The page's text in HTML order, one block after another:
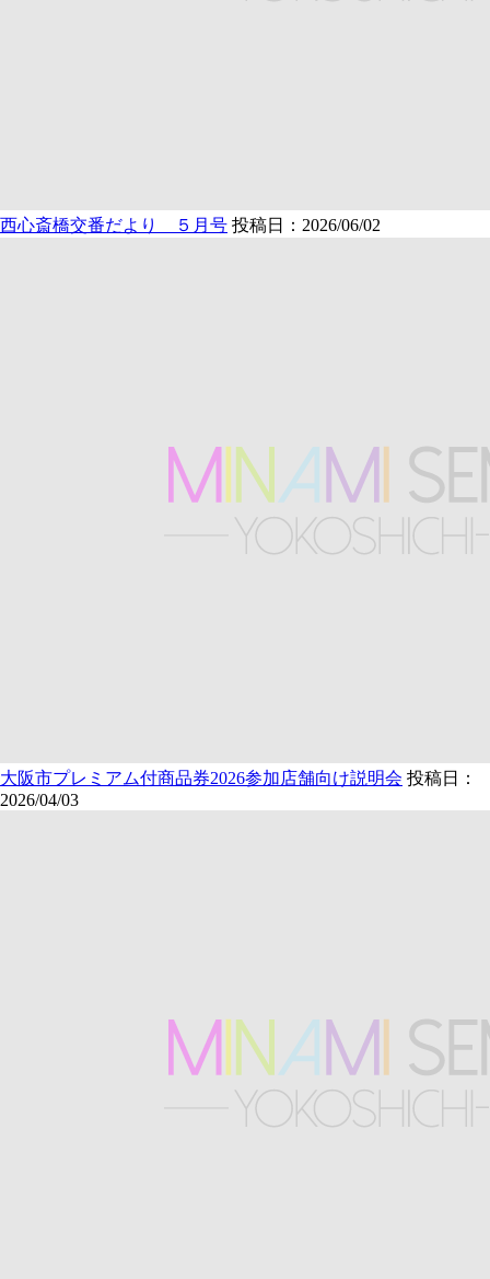
西心斎橋交番だより ５月号 投稿日：2026/06/02
大阪市プレミアム付商品券2026参加店舗向け説明会 投稿日：
2026/04/03